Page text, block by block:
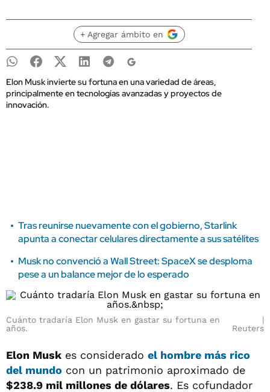
+ Agregar ámbito en
Elon Musk invierte su fortuna en una variedad de áreas,
principalmente en tecnologías avanzadas y proyectos de
innovación.
Tras reunirse nuevamente con el gobierno, Starlink
apunta a conectar celulares directamente a sus satélites
Musk no convenció a Wall Street: SpaceX se desploma
pese a un balance mejor de lo esperado
Cuánto tradaría Elon Musk en gastar su fortuna en
años.
Reuters
Elon Musk es considerado el hombre más rico
del mundo con un patrimonio aproximado de
$238.9 mil millones de dólares. Es cofundador